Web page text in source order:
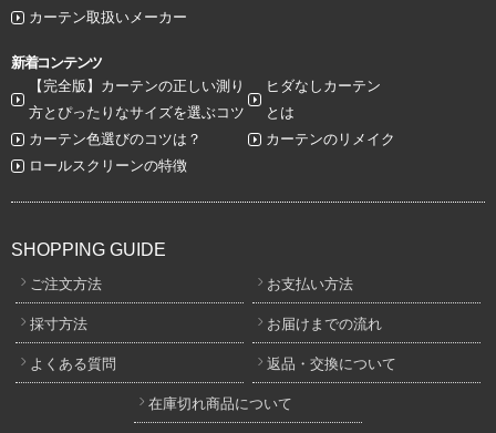
カーテン取扱いメーカー
新着コンテンツ
【完全版】カーテンの正しい測り
方とぴったりなサイズを選ぶコツ
ヒダなしカーテン
とは
カーテン色選びのコツは？
カーテンのリメイク
ロールスクリーンの特徴
SHOPPING GUIDE
ご注文方法 お支払い方法
採寸方法 お届けまでの流れ
よくある質問 返品・交換について
在庫切れ商品について